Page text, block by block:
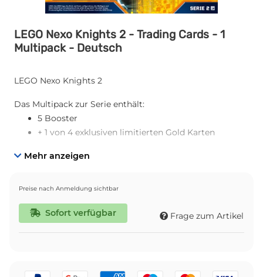
LEGO Nexo Knights 2 - Trading Cards - 1
Multipack - Deutsch
LEGO Nexo Knights 2
Das Multipack zur Serie enthält:
5 Booster
+ 1 von 4 exklusiven limitierten Gold Karten
Mehr anzeigen
Preise nach Anmeldung sichtbar
Sofort verfügbar Frage zum Artikel